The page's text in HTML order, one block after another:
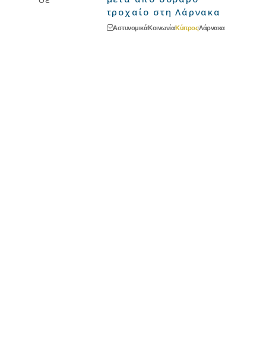
τροχαίο στη Λάρνακα
ΑστυνομικάΚοινωνίαΚύπροςΛάρνακα